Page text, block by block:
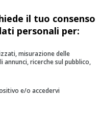
il tuo consenso
personali per:
misurazione delle
ricerche sul pubblico,
e/o accedervi